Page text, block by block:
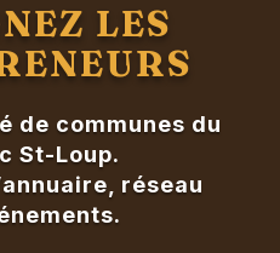
LES
de communes du
St-Loup.
réseau